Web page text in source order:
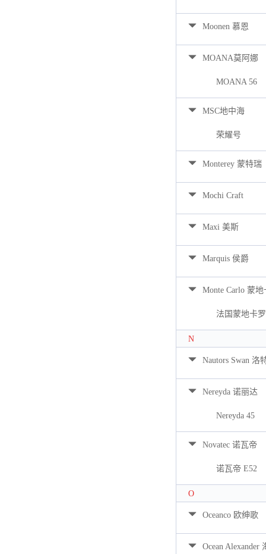
Moonen 慕恩
MOANA莫阿娜
MOANA 56
MSC地中海
荣耀号
Monterey 蒙特瑞
Mochi Craft
Maxi 美斯
Marquis 侯爵
Monte Carlo 蒙地
法国蒙地卡
N
Nautors Swan 洛
Nereyda 诺丽达
Nereyda 45
Novatec 诺瓦帝
诺瓦帝 E52
O
Oceanco 欧绅歌
Ocean Alexander